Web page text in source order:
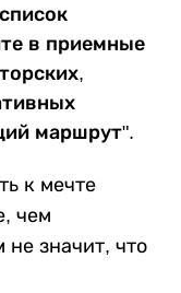
в приемные
маршрут".
к мечте
чем
не значит, что